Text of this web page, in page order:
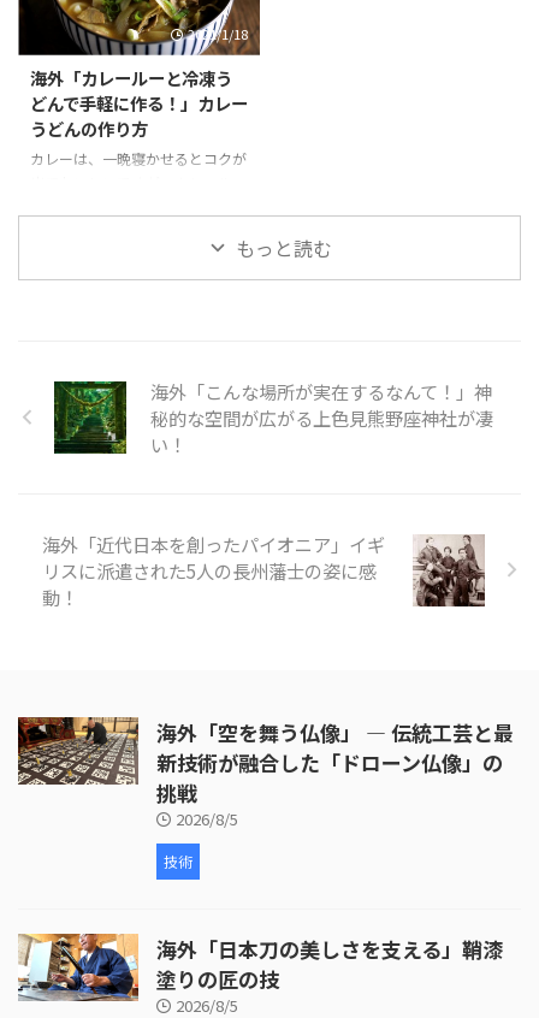
やわらかくすることができます。
また混ぜて生地をまとめて、冷や
して形を作る工程は、クッキー作
りとほぼ同じで、混ぜる材料が少
ない分もっと簡単にできそうで
す。 そんな「スノーボール・シ
ョコラ」の様子を見てみましょ
h?v=xF ...
2021/1/18
海外「カレールーと冷凍う
どんで手軽に作る！」カレー
うどんの作り方
カレーは、一晩寝かせるとコクが
来ます。そこに冷凍うどんをパパ
っと入れれば忙しい昼や夜ごはん
います。タマネギ、豚、長ネギを
使ったメニューは、豚肉にするこ
とで、炒める時間を短くすること
https://www.youtube.com/ ...
もっと読む
海外「こんな場所が実在するなんて！」神
秘的な空間が広がる上色見熊野座神社が凄
い！
海外「近代日本を創ったパイオニア」イギ
リスに派遣された5人の長州藩士の姿に感
動！
海外「空を舞う仏像」 ― 伝統工芸と最
新技術が融合した「ドローン仏像」の
挑戦
2026/8/5
技術
海外「日本刀の美しさを支える」鞘漆
塗りの匠の技
2026/8/5